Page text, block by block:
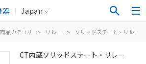
器 Japan
商品カテゴリ > リレー > ソリッドステート・リレー
CT内蔵ソリッドステート・リレー